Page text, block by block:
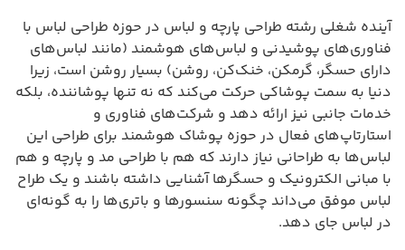
آینده شغلی رشته طراحی پارچه و لباس در حوزه طراحی لباس با
فناوری‌های پوشیدنی و لباس‌های هوشمند (مانند لباس‌های
دارای حسگر، گرمکن، خنک‌کن، روشن) بسیار روشن است، زیرا
دنیا به سمت پوشاکی حرکت می‌کند که نه تنها پوشاننده، بلکه
خدمات جانبی نیز ارائه دهد و شرکت‌های فناوری و
استارتاپ‌های فعال در حوزه پوشاک هوشمند برای طراحی این
لباس‌ها به طراحانی نیاز دارند که هم با طراحی مد و پارچه و هم
با مبانی الکترونیک و حسگرها آشنایی داشته باشند و یک طراح
لباس موفق می‌داند چگونه سنسورها و باتری‌ها را به گونه‌ای
در لباس جای دهد.